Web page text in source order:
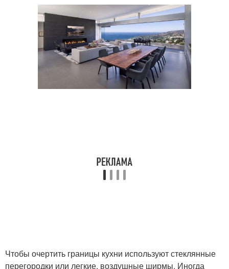
Чтобы очертить границы кухни используют стеклянные
перегородки или легкие, воздушные ширмы. Иногда